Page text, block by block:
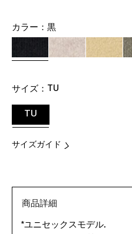
カラー： 黒
サイズ： TU
TU
サイズガイド
商品詳細
*ユニセックスモデル.